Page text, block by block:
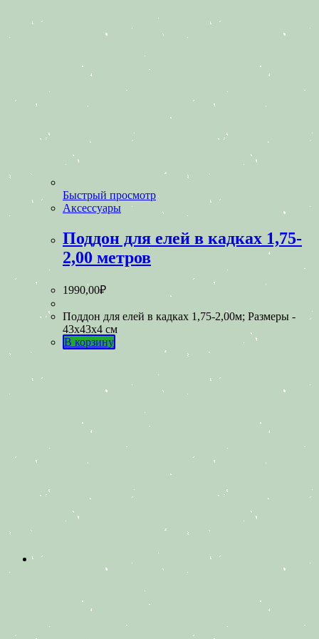
Быстрый просмотр
Аксессуары
Поддон для елей в кадках 1,75-
2,00 метров
1990,00₽
Поддон для елей в кадках 1,75-2,00м; Размеры -
43х43х4 см
В корзину